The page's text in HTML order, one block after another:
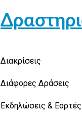
Διακρίσεις
Διάφορες Δράσεις
Εκδηλώσεις & Εορτές